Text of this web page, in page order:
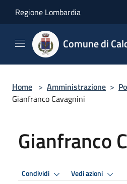
Regione Lombardia
Comune di
Home > Amministrazione >
Gianfranco Cavagnini
Gianfranco
Condividi Vedi azioni